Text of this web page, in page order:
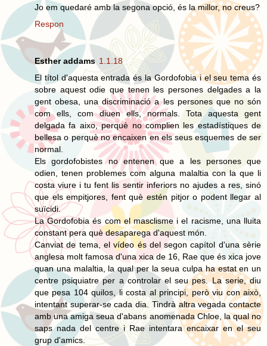
Jo em quedaré amb la segona opció, és la millor, no creus?
Respon
Esther addams 1.1.18
El títol d'aquesta entrada és la Gordofobia i el seu tema és
sobre aquest odie que tenen les persones delgades a la
gent obesa, una discriminació a les persones que no són
com ells, com diuen ells, normals. Tota aquesta gent
delgada fa aixo, perquè no complien les estadístiques de
bellesa o perquè no encaixen en els seus esquemes de ser
normal.
Els gordofobistes no entenen que a les persones que
odien, tenen problemes com alguna malaltia con la que li
costa viure i tu fent lis sentir inferiors no ajudes a res, sinó
que els empitjores, fent què estén pitjor o podent llegar al
suïcidi.
La Gordofobia és com el masclisme i el racisme, una lluita
constant pera què desaparega d'aquest món.
Canviat de tema, el vídeo és del segon capítol d'una sèrie
anglesa molt famosa d'una xica de 16, Rae que és xica jove
quan una malaltia, la qual per la seua culpa ha estat en un
centre psiquiatre per a controlar el seu pes. La serie, diu
que pesa 104 quilos, li costa al principi, però viu con això,
intentant superar-se cada dia. Tindrà altra vegada contacte
amb una amiga seua d'abans anomenada Chloe, la qual no
saps nada del centre i Rae intentara encaixar en el seu
grup d'amics.